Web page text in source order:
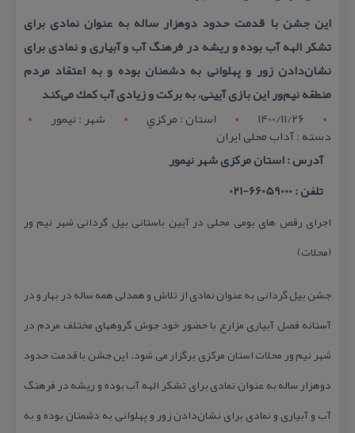
این جشن با قدمت حدود دوهزار ساله به عنوان نمادی برای
تشكر الهه آب بوده و ریشه در فرهنگ آب و آبیاری و نمادی برای
نشان‌دادن زور و پهلوانی به دشمنان بوده‌ و به اعتقاد مردم
منطقه نیم‌ور این بازی آیینی، به بركت و زیادی آب كمك می‌كند
1400/11/26
استان : مرکزي شهر : نیمور
دسته : آداب محلی ایران
آدرس : استان مركزی شهر نیمور
تلفن : 66059000-021
اجرای رقص های بومی محلی در آیین باستانی بیل گردانی شهر نیم ور
(محلات)
جشن بیل گردانی به عنوان نمادی از تلاش و همدلی همه ساله در بهار و در
آستانه فصل آبیاری مزارع با حضور خود جوش گروههای مختلف مردم در
شهر نیم ور محلات استان مركزی برگزار می شود. این جشن با قدمت حدود
دوهزار ساله به عنوان نمادی برای تشكر الهه آب بوده و ریشه در فرهنگ
آب و آبیاری و نمادی برای نشان‌دادن زور و پهلوانی به دشمنان بوده‌ و به